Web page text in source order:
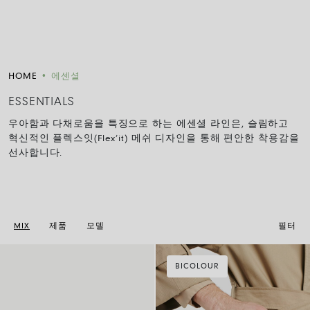
HOME • 에센셜
ESSENTIALS
우아함과 다채로움을 특징으로 하는 에센셜 라인은, 슬림하고
혁신적인 플렉스잇 (Flex’it) 메쉬 디자인을 통해 편안한 착용감을
선사합니다.
MIX 제품 모델 필터
BICOLOUR